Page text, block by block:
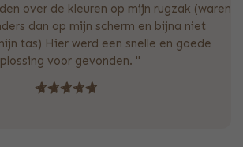
over de kleuren op mijn rugzak (waren
dan op mijn scherm en bijna niet
tas) Hier werd een snelle en goede
voor gevonden. "